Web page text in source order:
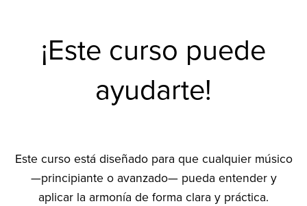
¡Este curso puede
ayudarte!
Este curso está diseñado para que cualquier músico
—principiante o avanzado— pueda entender y
aplicar la armonía de forma clara y práctica.